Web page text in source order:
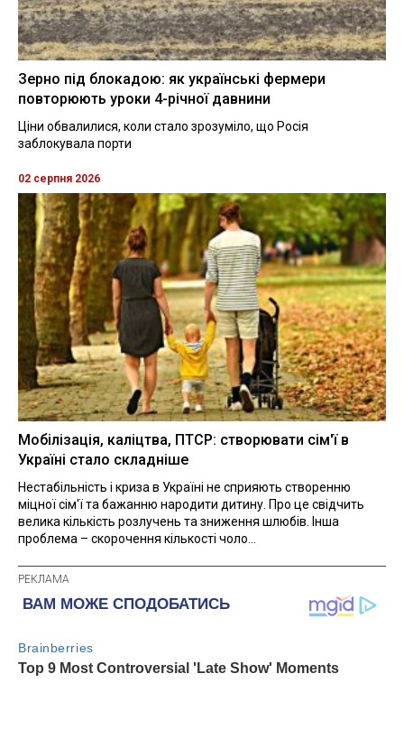
Зерно під блокадою: як українські фермери
повторюють уроки 4-річної давнини
Ціни обвалилися, коли стало зрозуміло, що Росія
заблокувала порти
02 серпня 2026
Мобілізація, каліцтва, ПТСР: створювати сім'ї в
Україні стало складніше
Нестабільність і криза в Україні не сприяють створенню
міцної сім'ї та бажанню народити дитину. Про це свідчить
велика кількість розлучень та зниження шлюбів. Інша
проблема – скорочення кількості чоло...